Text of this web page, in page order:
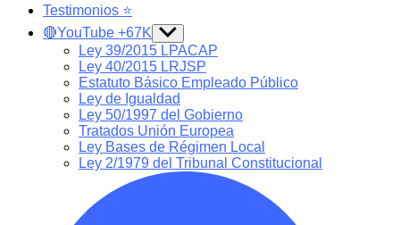
Testimonios ⭐️
🔴YouTube +67K Show
sub
menu
Ley 39/2015 LPACAP
Ley 40/2015 LRJSP
Estatuto Básico Empleado Público
Ley de Igualdad
Ley 50/1997 del Gobierno
Tratados Unión Europea
Ley Bases de Régimen Local
Ley 2/1979 del Tribunal Constitucional